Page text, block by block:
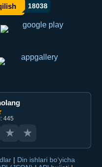
18038
ulashish
445
★ ★
| Din ishlari bo‘yicha